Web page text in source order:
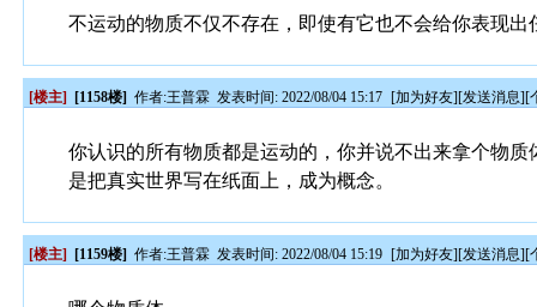
不运动的物质不仅不存在，即使有它也不会给你表现出
[楼主] [1158楼] 作者:王普霖 发表时间: 2022/08/04 15:17 [加为好友][发送消息][
你认识的所有物质都是运动的，你并说不出来拿个物
是把真实世界写在纸面上，成为概念。
[楼主] [1159楼] 作者:王普霖 发表时间: 2022/08/04 15:19 [加为好友][发送消息][